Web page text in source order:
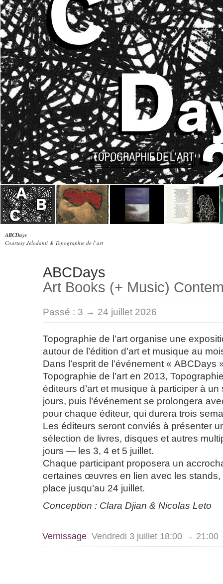
ABCDays
Courtesy Jelodanti & Topographie de l’art
ABCDays
Art Books (+ Music)
Passé : 3 → 24 juillet 2026
Topographie de l’art organise une
autour de l’édition d’art et musique au
Dans l’esprit de l’événement « ABCDays
Topographie de l’art en 2013,
éditeurs d’art et musique à participer à un
jours, puis l’événement se prolongera
pour chaque éditeur, qui durera trois
Les éditeurs seront conviés à présenter
sélection de livres, disques et autres
jours — les 3, 4 et 5 juillet.
Chaque participant proposera un
certaines œuvres en lien avec les stands,
place jusqu’au 24 juillet.
Conception : Clara Djian & Nicolas Leto
Vernissage Vendredi 3 juillet 18:00 → 21:00